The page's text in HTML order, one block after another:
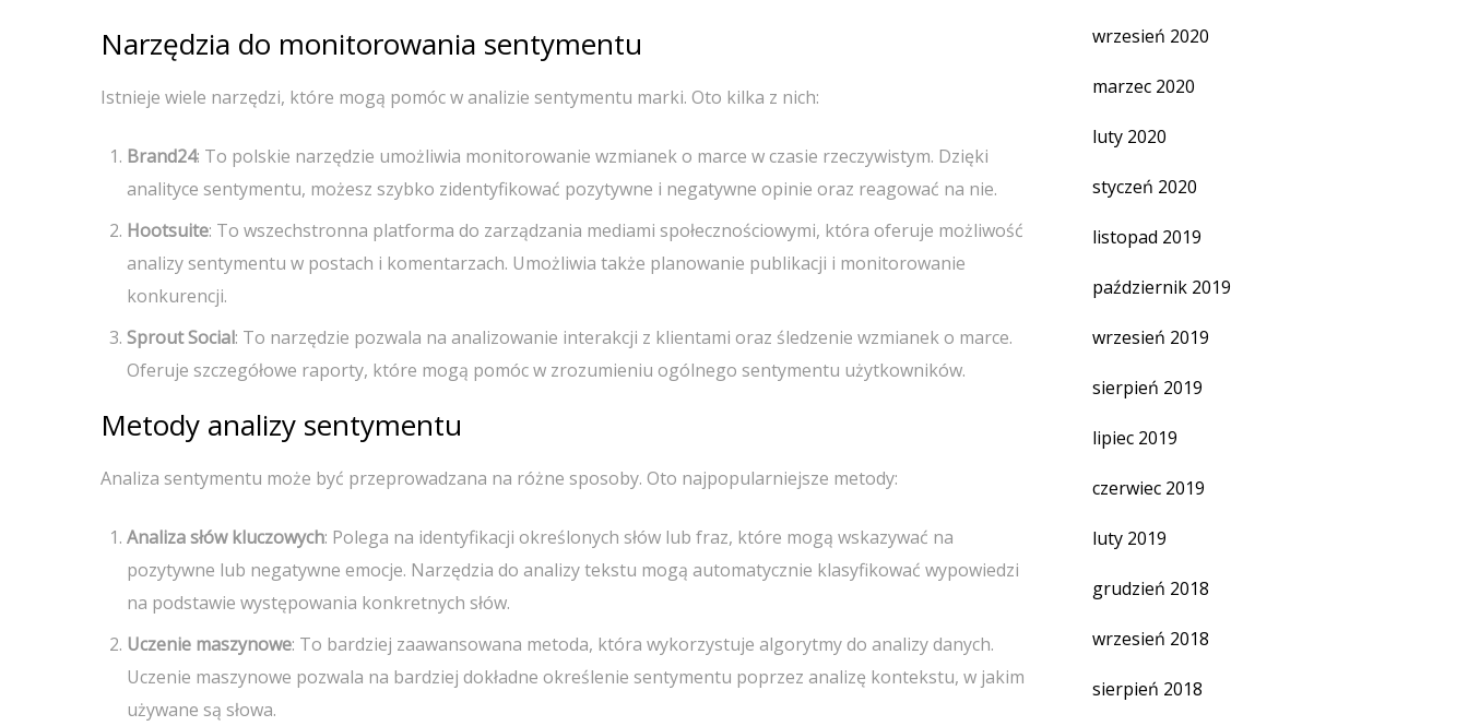
Narzędzia do monitorowania sentymentu
Istnieje wiele narzędzi, które mogą pomóc w analizie sentymentu marki. Oto kilka z nich:
Brand24: To polskie narzędzie umożliwia monitorowanie wzmianek o marce w czasie rzeczywistym. Dzięki
analityce sentymentu, możesz szybko zidentyfikować pozytywne i negatywne opinie oraz reagować na nie.
Hootsuite: To wszechstronna platforma do zarządzania mediami społecznościowymi, która oferuje możliwość
analizy sentymentu w postach i komentarzach. Umożliwia także planowanie publikacji i monitorowanie
konkurencji.
Sprout Social: To narzędzie pozwala na analizowanie interakcji z klientami oraz śledzenie wzmianek o marce.
Oferuje szczegółowe raporty, które mogą pomóc w zrozumieniu ogólnego sentymentu użytkowników.
Metody analizy sentymentu
Analiza sentymentu może być przeprowadzana na różne sposoby. Oto najpopularniejsze metody:
Analiza słów kluczowych: Polega na identyfikacji określonych słów lub fraz, które mogą wskazywać na
pozytywne lub negatywne emocje. Narzędzia do analizy tekstu mogą automatycznie klasyfikować wypowiedzi
na podstawie występowania konkretnych słów.
Uczenie maszynowe: To bardziej zaawansowana metoda, która wykorzystuje algorytmy do analizy danych.
Uczenie maszynowe pozwala na bardziej dokładne określenie sentymentu poprzez analizę kontekstu, w jakim
używane są słowa.
wrzesień 2020
marzec 2020
luty 2020
styczeń 2020
listopad 2019
październik 2019
wrzesień 2019
sierpień 2019
lipiec 2019
czerwiec 2019
luty 2019
grudzień 2018
wrzesień 2018
sierpień 2018